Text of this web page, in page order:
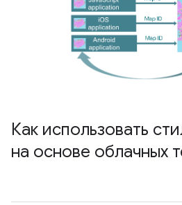
Как использовать
на основе облачных